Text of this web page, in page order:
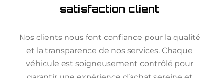
satisfaction client
Nos clients nous font confiance pour la qualité
et la transparence de nos services. Chaque
véhicule est soigneusement contrôlé pour